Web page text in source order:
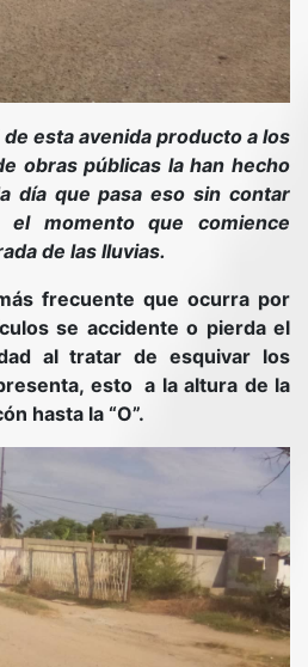
esta avenida producto a los
obras públicas la han hecho
día que pasa eso sin contar
momento que comience
de las lluvias.
frecuente que ocurra por
se accidente o pierda el
al tratar de esquivar los
esto a la altura de la
hasta la “O”.